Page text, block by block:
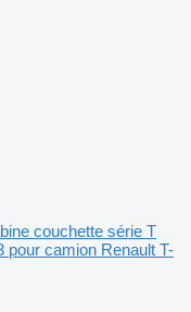
couchette série T
pour camion Renault T-